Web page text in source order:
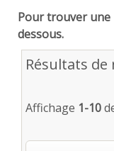
Pour trouver une
dessous.
Résultats de
Affichage 1-10